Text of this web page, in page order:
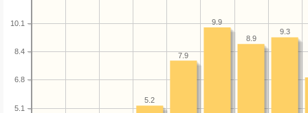
5.1
6.8
8.4
10.1
9.3
8.9
9.9
7.9
5.2